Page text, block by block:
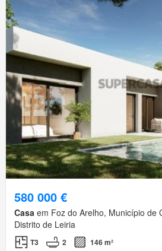
580 000 €
Casa em Foz do Arelho, Município de
Distrito de Leiria
T3 2 146 m²